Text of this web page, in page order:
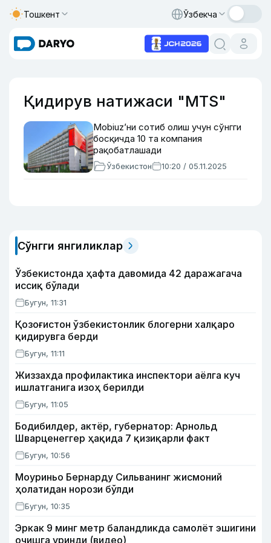
Тошкент Ўзбекча
Қидирув натижаси "MTS"
Mobiuz’ни сотиб олиш учун сўнгги
босқичда 10 та компания
рақобатлашади
Ўзбекистон 10:20 / 05.11.2025
Сўнгги янгиликлар
Ўзбекистонда ҳафта давомида 42 даражагача
иссиқ бўлади
Бугун, 11:31
Қозоғистон ўзбекистонлик блогерни халқаро
қидирувга берди
Бугун, 11:11
Жиззахда профилактика инспектори аёлга куч
ишлатганига изоҳ берилди
Бугун, 11:05
Бодибилдер, актёр, губернатор: Арнольд
Шварценеггер ҳақида 7 қизиқарли факт
Бугун, 10:56
Моуриньо Бернарду Сильванинг жисмоний
ҳолатидан норози бўлди
Бугун, 10:35
Эркак 9 минг метр баландликда самолёт эшигини
очишга уринди (видео)